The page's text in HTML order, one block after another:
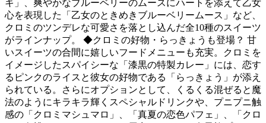
キ」、爽やかなブルーベリーのムースにハートを添えて乙女
心を表現した「乙女のときめきブルーベリームース」など、
クロミのツンデレな可愛さを落とし込んだ全10種のスイーツ
がラインナップ。 ◆クロミの好物・らっきょうも登場？ 甘
いスイーツの合間に嬉しいフードメニューも充実。クロミを
イメージしたスパイシーな「漆黒の特製カレー」には、恋す
るピンクのライスと彼女の好物である「らっきょう」が添え
られている。さらにオプションとして、くるくる混ぜると魔
法のようにキラキラ輝くスペシャルドリンクや、プニプニ触
感の「クロミマシュマロ」、「真夏の恋色パフェ」、「クロ